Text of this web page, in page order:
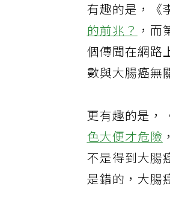
有趣的是，《
的前兆？ ，
個傳聞在網路
數與大腸癌無
更有趣的是，
色大便才危險
不是得到大腸
是錯的，大腸